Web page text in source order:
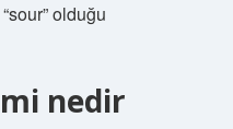
olduğu
nedir